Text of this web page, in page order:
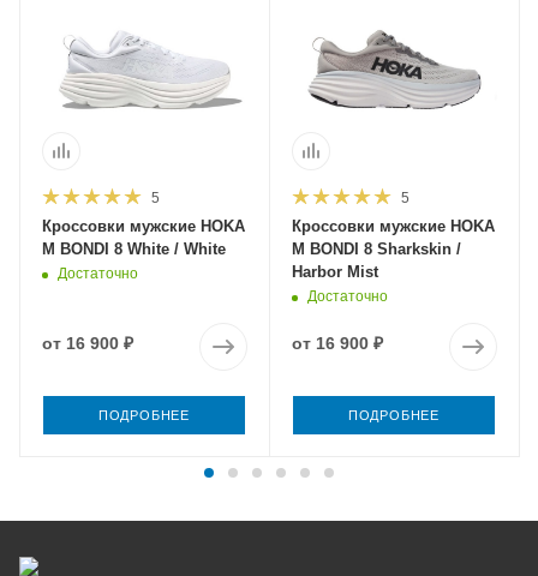
5
Кроссовки мужские HOKA
M BONDI 8 White / White
Достаточно
от 16 900 ₽
ПОДРОБНЕЕ
5
Кроссовки мужские HOKA
M BONDI 8 Sharkskin /
Harbor Mist
Достаточно
от 16 900 ₽
ПОДРОБНЕЕ